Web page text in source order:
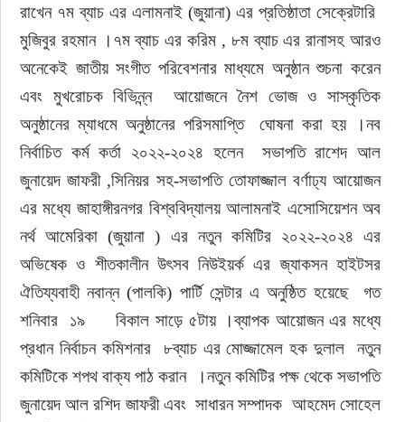
রাখেন ৭ম ব্যাচ এর এলামনাই (জুয়ানা) এর প্রতিষ্ঠাতা সেক্রেটারি
মুজিবুর রহমান ।৭ম ব্যাচ এর করিম , ৮ম ব্যাচ এর রানাসহ আরও
অনেকেই জাতীয় সংগীত পরিবেশনার মাধ্যমে অনুষ্ঠান শুচনা করেন
এবং মুখরোচক বিভিন্ন্ন  আয়োজনে নৈশ ভোজ ও সাস্কৃতিক
অনুষ্ঠানের ম্যাধমে অনুষ্ঠানের পরিসমাপ্তি  ঘোষনা করা হয় ।নব
নির্বাচিত কর্ম কর্তা ২০২২-২০২৪ হলেন  সভাপতি রাশেদ আল
জুনায়েদ জাফরী ,সিনিয়র সহ-সভাপতি তোফাজ্জাল বর্ণাঢ্য আয়োজন
এর মধ্যে জাহাঙ্গীরনগর বিশ্ববিদ্যালয় আলামনাই এসোসিয়েশন অব
নর্থ আমেরিকা (জুয়ানা ) এর নতুন কমিটির ২০২২-২০২৪ এর
অভিষেক ও শীতকালীন উৎসব নিউইয়র্ক এর জ্যাকসন হাইটসর
ঐতিয্যবাহী নবান্ন (পালকি) পার্টি সেন্টার এ অনুষ্ঠিত হয়েছে  গত
শনিবার  ১৯     বিকাল সাড়ে ৫টায় ।ব্যাপক আয়োজন এর মধ্যে
প্রধান নির্বাচন কমিশনার  ৮ব্যাচ এর মোজ্জামেল হক দুলাল  নতুন
কমিটিকে শপথ বাক্য পাঠ করান  ।নতুন কমিটির পক্ষ থেকে সভাপতি
জুনায়েদ আল রশিদ জাফরী এবং  সাধারন সম্পাদক  আহমেদ সোহেল